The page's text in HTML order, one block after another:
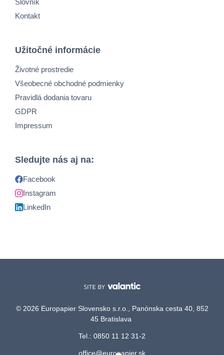
Slovník
Kontakt
Užitočné informácie
Životné prostredie
Všeobecné obchodné podmienky
Pravidlá dodania tovaru
GDPR
Impressum
Sledujte nás aj na:
Facebook
Instagram
LinkedIn
© 2026 Europapier Slovensko s.r.o., Panónska cesta 40, 852
45 Bratislava
Tel.: 0850 11 12 31-2
office@europapier.sk